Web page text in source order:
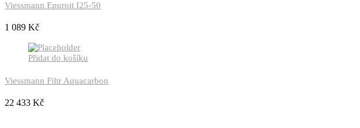
Viessmann Epuroit I25-50
1 089 Kč
Přidat do košíku
Viessmann Filtr Aquacarbon
22 433 Kč